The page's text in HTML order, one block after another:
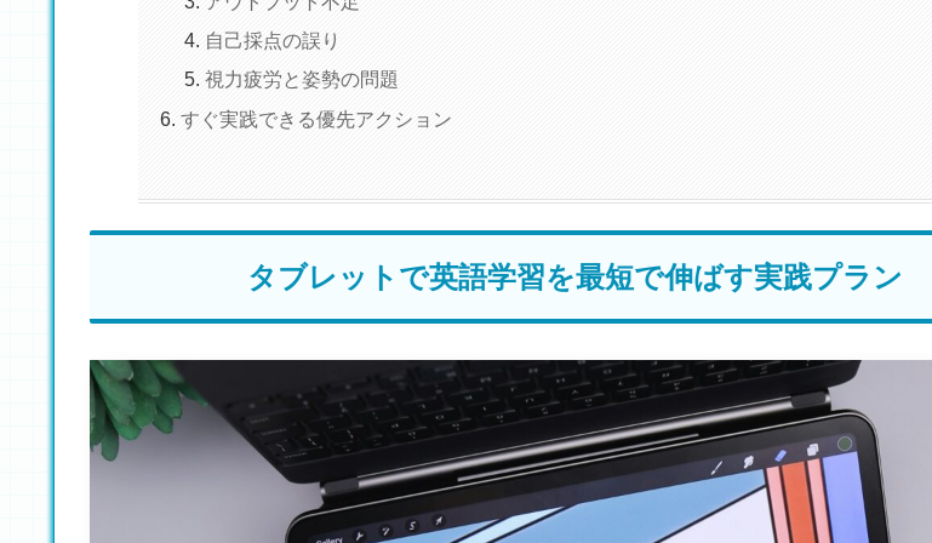
自己採点の誤り
視力疲労と姿勢の問題
すぐ実践できる優先アクション
タブレットで英語学習を最短で伸ばす実践プラン